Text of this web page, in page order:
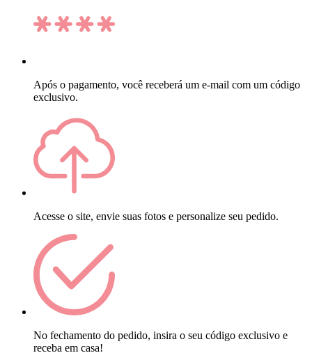
Após o pagamento, você receberá um e-mail com um código
exclusivo.
Acesse o site, envie suas fotos e personalize seu pedido.
No fechamento do pedido, insira o seu código exclusivo e
receba em casa!